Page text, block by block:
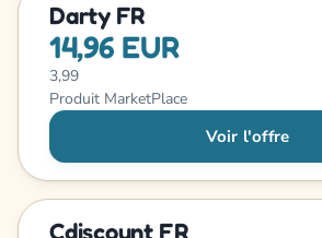
Darty FR
14,96 EUR
3,99
Produit MarketPlace
Voir l'offre
Cdiscount FR